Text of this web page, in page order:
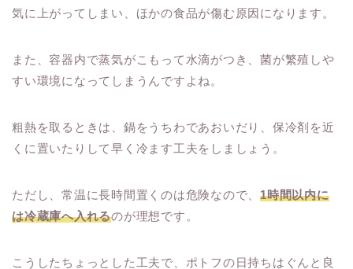
気に上がってしまい、ほかの食品が傷む原因になります。
また、容器内で蒸気がこもって水滴がつき、菌が繁殖しや
すい環境になってしまうんですよね。
粗熱を取るときは、鍋をうちわであおいだり、保冷剤を近
くに置いたりして早く冷ます工夫をしましょう。
ただし、常温に長時間置くのは危険なので、1時間以内に
は冷蔵庫へ入れるのが理想です。
こうしたちょっとした工夫で、ポトフの日持ちはぐんと良